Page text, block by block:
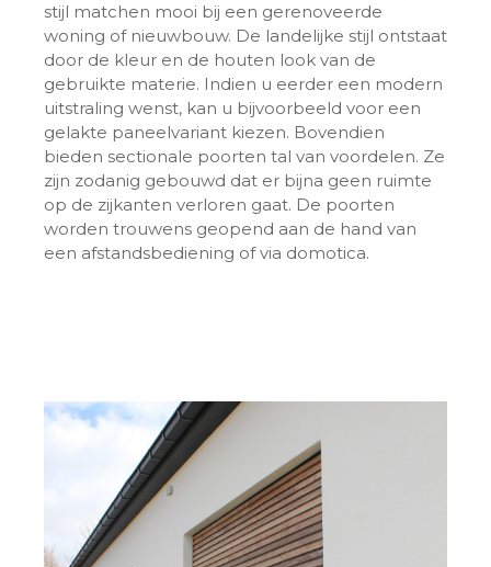
stijl matchen mooi bij een gerenoveerde
woning of nieuwbouw. De landelijke stijl ontstaat
door de kleur en de houten look van de
gebruikte materie. Indien u eerder een modern
uitstraling wenst, kan u bijvoorbeeld voor een
gelakte paneelvariant kiezen. Bovendien
bieden sectionale poorten tal van voordelen. Ze
zijn zodanig gebouwd dat er bijna geen ruimte
op de zijkanten verloren gaat. De poorten
worden trouwens geopend aan de hand van
een afstandsbediening of via domotica.